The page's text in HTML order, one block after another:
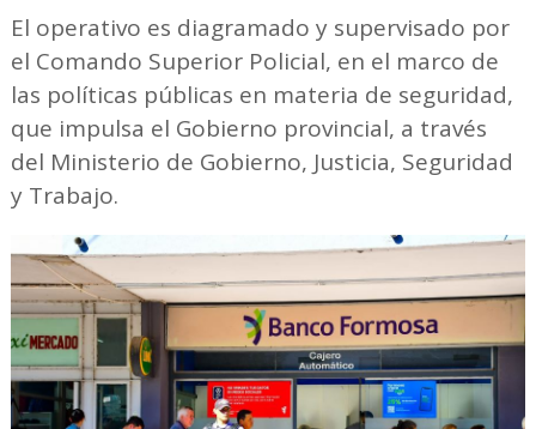
El operativo es diagramado y supervisado por
el Comando Superior Policial, en el marco de
las políticas públicas en materia de seguridad,
que impulsa el Gobierno provincial, a través
del Ministerio de Gobierno, Justicia, Seguridad
y Trabajo.